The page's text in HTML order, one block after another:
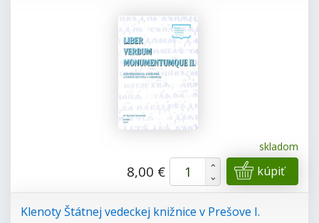
skladom
+
-
kúpiť
8,00 €
Klenoty Štátnej vedeckej knižnice v Prešove I.